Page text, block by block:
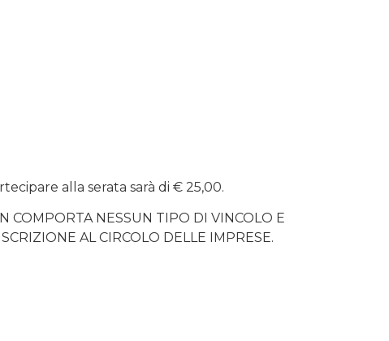
alla serata sarà di € 25,00.
COMPORTA NESSUN TIPO DI VINCOLO E
AL CIRCOLO DELLE IMPRESE.